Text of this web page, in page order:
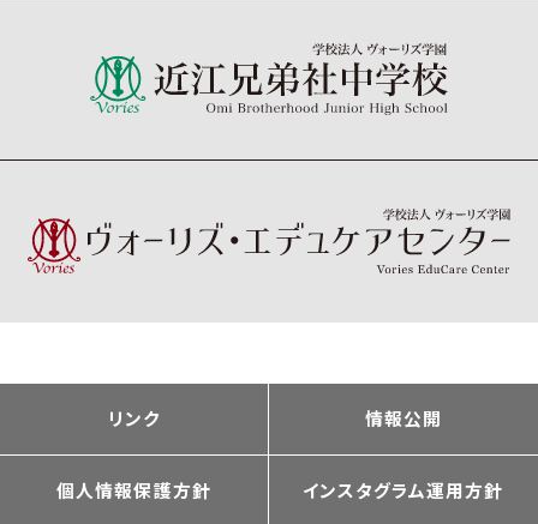
リンク 情報公開
個人情報保護方針 インスタグラム運用方針